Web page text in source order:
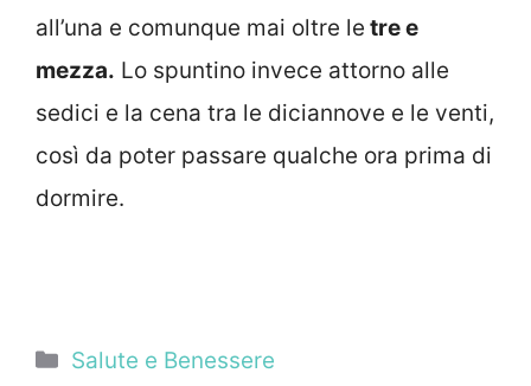
all’una e comunque mai oltre le tre e
mezza. Lo spuntino invece attorno alle
sedici e la cena tra le diciannove e le venti,
così da poter passare qualche ora prima di
dormire.
Categorie
Salute e Benessere